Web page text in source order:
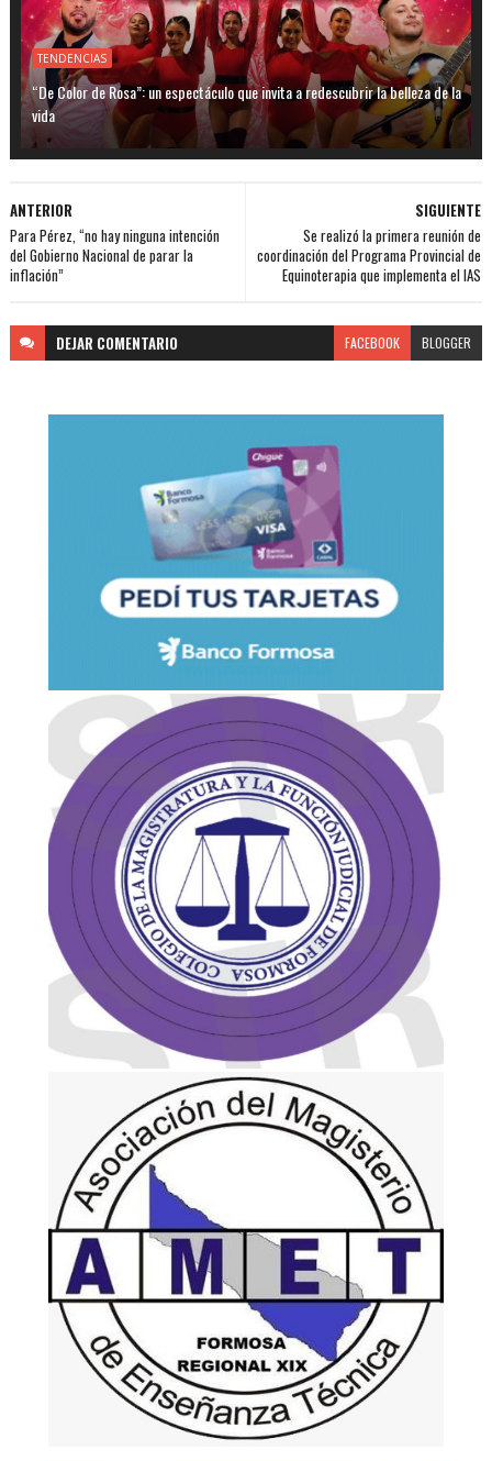
TENDENCIAS
“De Color de Rosa”: un espectáculo que invita a redescubrir la belleza de la
vida
SIGUIENTE
Se realizó la primera reunión de
coordinación del Programa Provincial de
Equinoterapia que implementa el IAS
ANTERIOR
Para Pérez, “no hay ninguna intención
del Gobierno Nacional de parar la
inflación”
DEJAR COMENTARIO FACEBOOK BLOGGER